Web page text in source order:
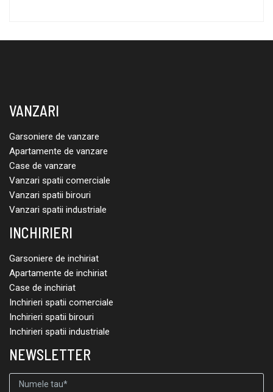
VANZARI
Garsoniere de vanzare
Apartamente de vanzare
Case de vanzare
Vanzari spatii comerciale
Vanzari spatii birouri
Vanzari spatii industriale
INCHIRIERI
Garsoniere de inchiriat
Apartamente de inchiriat
Case de inchiriat
Inchirieri spatii comerciale
Inchirieri spatii birouri
Inchirieri spatii industriale
NEWSLETTER